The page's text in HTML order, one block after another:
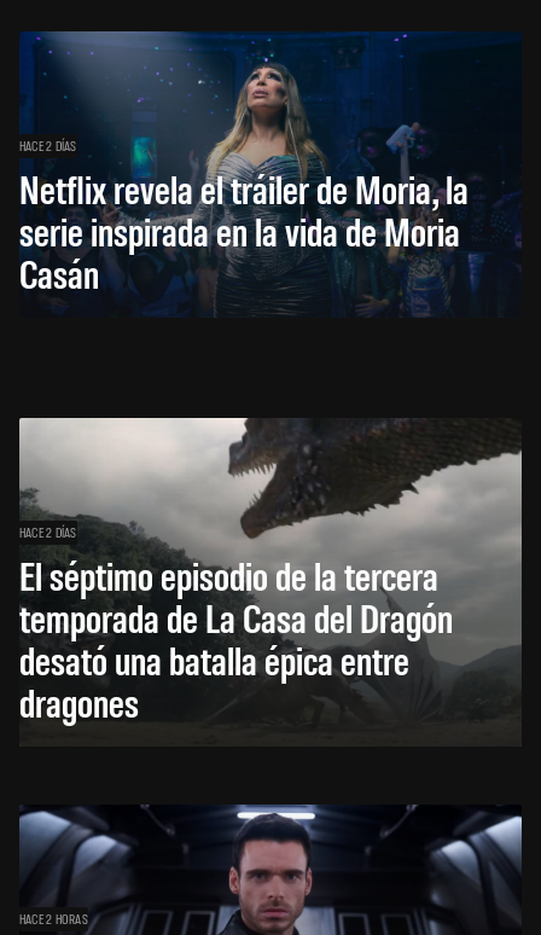
HACE 2 DÍAS
Netflix revela el tráiler de Moria, la
serie inspirada en la vida de Moria
Casán
HACE 2 DÍAS
El séptimo episodio de la tercera
temporada de La Casa del Dragón
desató una batalla épica entre
dragones
HACE 2 HORAS